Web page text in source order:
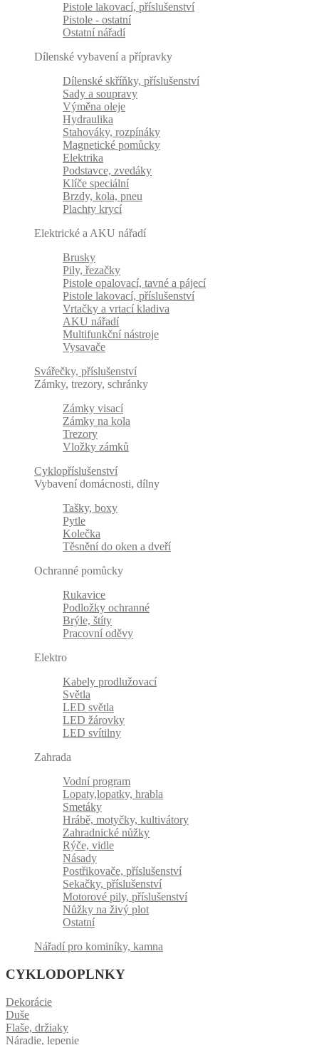
Pistole lakovací, příslušenství
Pistole - ostatní
Ostatní nářadí
Dílenské vybavení a přípravky
Dílenské skříňky, příslušenství
Sady a soupravy
Výměna oleje
Hydraulika
Stahováky, rozpínáky
Magnetické pomůcky
Elektrika
Podstavce, zvedáky
Klíče speciální
Brzdy, kola, pneu
Plachty krycí
Elektrické a AKU nářadí
Brusky
Pily, řezačky
Pistole opalovací, tavné a pájecí
Pistole lakovací, příslušenství
Vrtačky a vrtací kladiva
AKU nářadí
Multifunkční nástroje
Vysavače
Svářečky, příslušenství
Zámky, trezory, schránky
Zámky visací
Zámky na kola
Trezory
Vložky zámků
Cyklopříslušenství
Vybavení domácnosti, dílny
Tašky, boxy
Pytle
Kolečka
Těsnění do oken a dveří
Ochranné pomůcky
Rukavice
Podložky ochranné
Brýle, štíty
Pracovní oděvy
Elektro
Kabely prodlužovací
Světla
LED světla
LED žárovky
LED svítilny
Zahrada
Vodní program
Lopaty,lopatky, hrabla
Smetáky
Hrábě, motyčky, kultivátory
Zahradnické nůžky
Rýče, vidle
Násady
Postřikovače, příslušenství
Sekačky, příslušenství
Motorové pily, příslušenství
Nůžky na živý plot
Ostatní
Nářadí pro kominíky, kamna
CYKLODOPLNKY
Dekorácie
Duše
Flaše, držiaky
Náradie, lepenie